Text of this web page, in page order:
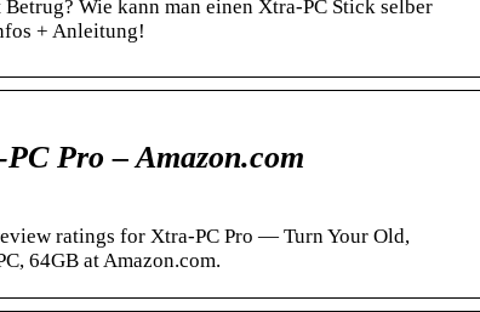
Wie kann man einen Xtra-PC Stick selber
+ Anleitung!
Pro – Amazon.com
ratings for Xtra-PC Pro — Turn Your Old,
64GB at Amazon.com.